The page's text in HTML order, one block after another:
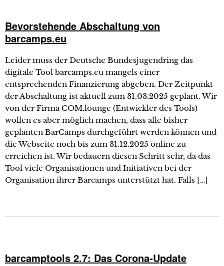
Bevorstehende Abschaltung von
barcamps.eu
Leider muss der Deutsche Bundesjugendring das
digitale Tool barcamps.eu mangels einer
entsprechenden Finanzierung abgeben. Der Zeitpunkt
der Abschaltung ist aktuell zum 31.03.2025 geplant. Wir
von der Firma COM.lounge (Entwickler des Tools)
wollen es aber möglich machen, dass alle bisher
geplanten BarCamps durchgeführt werden können und
die Webseite noch bis zum 31.12.2025 online zu
erreichen ist. Wir bedauern diesen Schritt sehr, da das
Tool viele Organisationen und Initiativen bei der
Organisation ihrer Barcamps unterstützt hat. Falls […]
barcamptools 2.7: Das Corona-Update